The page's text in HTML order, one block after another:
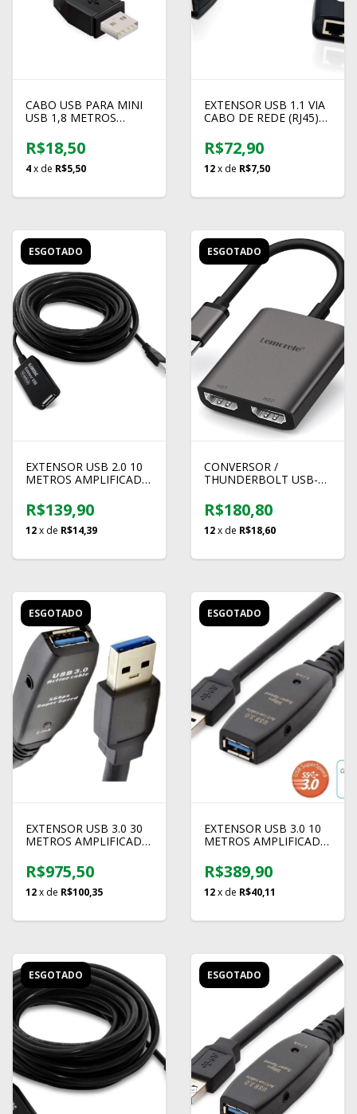
CABO USB PARA MINI
USB 1,8 METROS
R$18,50
4x de R$5,50
EXTENSOR USB 1.1 VIA
CABO DE REDE (RJ45)
R$72,90
12x de R$7,50
ESGOTADO
EXTENSOR USB 2.0 10
METROS AMPLIFICADO
R$139,90
12x de R$14,39
ESGOTADO
CONVERSOR /
THUNDERBOLT USB-C
– LEMORELE
R$180,80
12x de R$18,60
ESGOTADO
EXTENSOR USB 3.0 30
METROS AMPLIFICADO
R$975,50
12x de R$100,35
ESGOTADO
EXTENSOR USB 3.0 10
METROS AMPLIFICADO
R$389,90
12x de R$40,11
ESGOTADO ESGOTADO